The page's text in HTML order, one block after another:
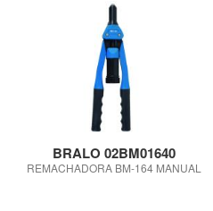
BRALO 02BM01640
REMACHADORA BM-164 MANUAL